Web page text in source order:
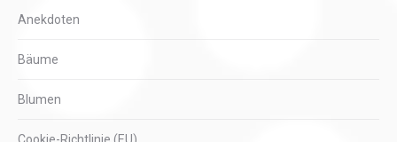
Anekdoten
Bäume
Blumen